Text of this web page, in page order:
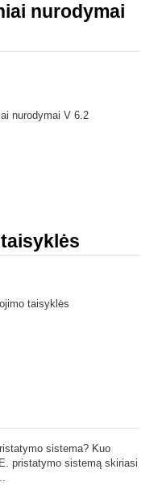
nurodymai
nurodymai V 6.2
taisyklės
sistema? Kuo
pristatymo sistemą skiriasi